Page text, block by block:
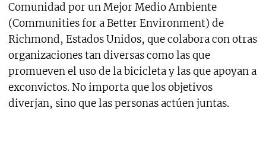
Comunidad por un Mejor Medio Ambiente
(Communities for a Better Environment) de
Richmond, Estados Unidos, que colabora con otras
organizaciones tan diversas como las que
promueven el uso de la bicicleta y las que apoyan a
exconvictos. No importa que los objetivos
diverjan, sino que las personas actúen juntas.